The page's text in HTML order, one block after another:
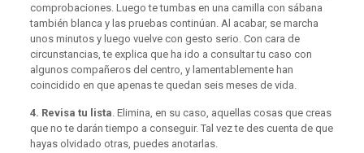
comprobaciones. Luego te tumbas en una camilla con sábana
también blanca y las pruebas continúan. Al acabar, se marcha
unos minutos y luego vuelve con gesto serio. Con cara de
circunstancias, te explica que ha ido a consultar tu caso con
algunos compañeros del centro, y lamentablemente han
coincidido en que apenas te quedan seis meses de vida.
4. Revisa tu lista . Elimina, en su caso, aquellas cosas que creas
que no te darán tiempo a conseguir. Tal vez te des cuenta de que
hayas olvidado otras, puedes anotarlas.